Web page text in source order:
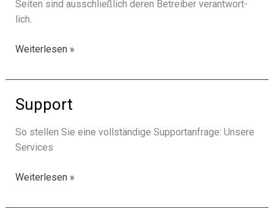
Seiten sind ausschließ­lich deren Betreiber verant­wort­
lich.
Impressum
Weiterlesen »
Support
So stel­len Sie eine voll­stän­dige Supportanfrage: Unsere
Services
Support
Weiterlesen »